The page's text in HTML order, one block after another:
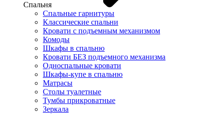
Спальня
Спальные гарнитуры
Классические спальни
Кровати с подъемным механизмом
Комоды
Шкафы в спальню
Кровати БЕЗ подъемного механизма
Односпальные кровати
Шкафы-купе в спальню
Матрасы
Столы туалетные
Тумбы прикроватные
Зеркала